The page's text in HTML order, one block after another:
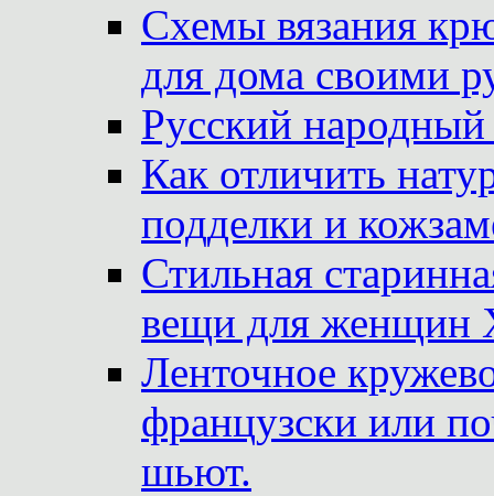
Схемы вязания
для дома своими
Русский
Как отличить
подделки и
Стильная
вещи для женщин
Ленточное
французски или
шьют.